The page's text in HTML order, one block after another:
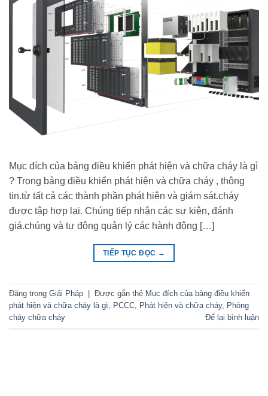
Mục đích của bảng điều khiển phát hiện và chữa cháy là gì
? Trong bảng điều khiển phát hiện và chữa cháy , thông
tin.từ tất cả các thành phần phát hiện và giám sát.cháy
được tập hợp lại. Chúng tiếp nhận các sự kiện, đánh
giá.chúng và tự động quản lý các hành động […]
TIẾP TỤC ĐỌC →
Đăng trong Giải Pháp Được gắn thẻ Mục đích của bảng điều khiển
phát hiện và chữa cháy là gì
PCCC Phát hiện và chữa cháy, Phòng
cháy chữa cháy
Để lại bình luận